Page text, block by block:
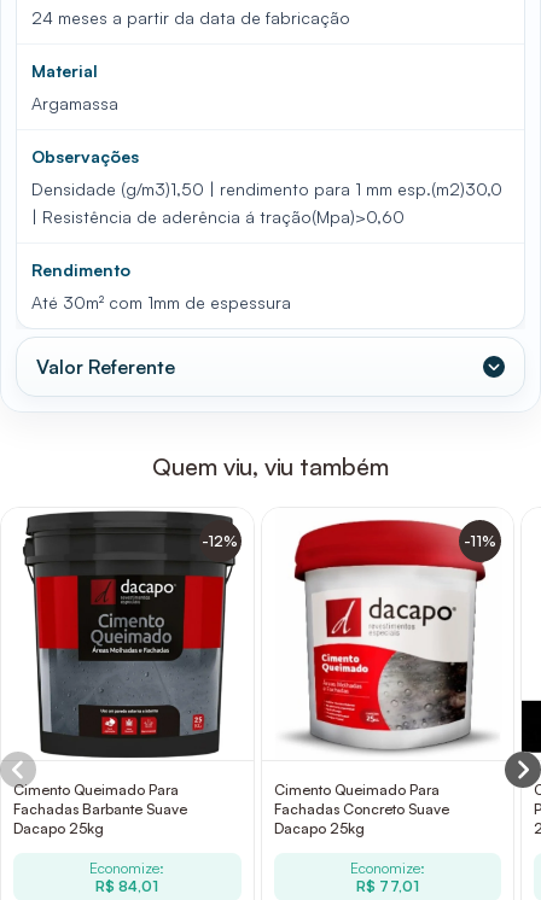
24 meses a partir da data de fabricação
Material
Argamassa
Observações
Densidade (g/m3)1,50 | rendimento para 1 mm esp.(m2)30,0
| Resistência de aderência á tração(Mpa)>0,60
Rendimento
Até 30m² com 1mm de espessura
Valor Referente
Quem viu, viu também
-12%
Cimento Queimado Para
Fachadas Barbante Suave
Dacapo 25kg
Economize:
R$ 84,01
-11%
Cimento Queimado Para
Fachadas Concreto Suave
Dacapo 25kg
Economize:
R$ 77,01